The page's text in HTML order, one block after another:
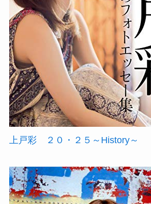
上戸彩 ２０・２５～History～